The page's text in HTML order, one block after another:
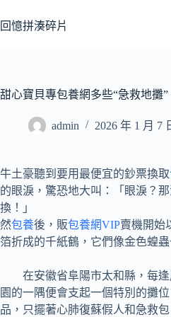
至
容
回憶拼湊碎片
甜心寶貝專包養網多些“急救地攤
admin 2026 年 1 月 7
牛土豪聽到要用最便宜的鈔票換取
的眼淚，驚恐地大叫：「眼淚？
換！」
然包養後，販包養網VIP賣機開始
箔折成的千紙鶴，它們像金色蝗
在安徽省阜陽市太和縣，每
園的一隅便會支起一個特別的攤位
品，只擺著心肺復蘇假人和急救